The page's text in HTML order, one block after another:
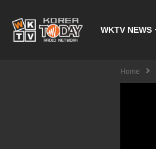
WKTV NEWS
Home